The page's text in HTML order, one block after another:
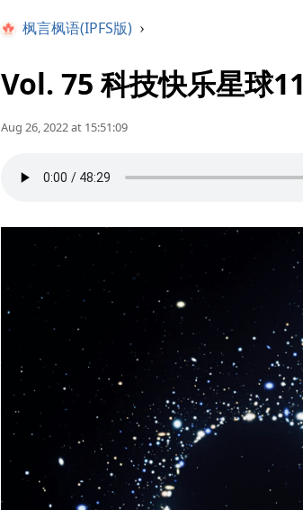
枫言枫语(IPFS版) ›
Vol. 75 科技快乐星球11
Aug 26, 2022 at 15:51:09